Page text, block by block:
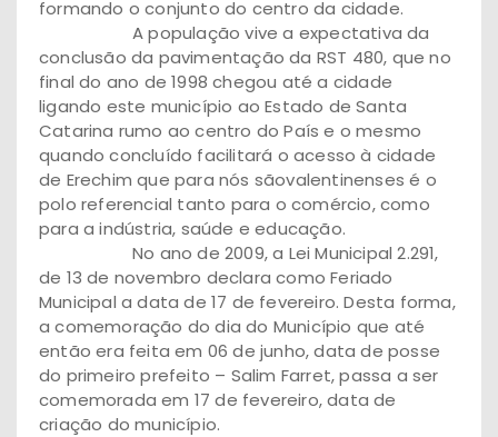
formando o conjunto do centro da cidade.
A população vive a expectativa da
conclusão da pavimentação da RST 480, que no
final do ano de 1998 chegou até a cidade
ligando este município ao Estado de Santa
Catarina rumo ao centro do País e o mesmo
quando concluído facilitará o acesso à cidade
de Erechim que para nós sãovalentinenses é o
polo referencial tanto para o comércio, como
para a indústria, saúde e educação.
No ano de 2009, a Lei Municipal 2.291,
de 13 de novembro declara como Feriado
Municipal a data de 17 de fevereiro. Desta forma,
a comemoração do dia do Município que até
então era feita em 06 de junho, data de posse
do primeiro prefeito – Salim Farret, passa a ser
comemorada em 17 de fevereiro, data de
criação do município.